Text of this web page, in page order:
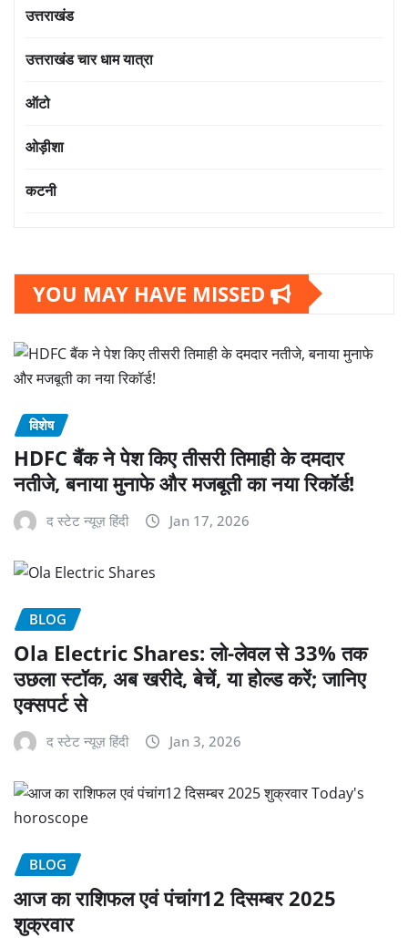
उत्तराखंड
उत्तराखंड चार धाम यात्रा
ऑटो
ओड़ीशा
कटनी
YOU MAY HAVE MISSED
विशेष
HDFC बैंक ने पेश किए तीसरी तिमाही के दमदार
नतीजे, बनाया मुनाफे और मजबूती का नया रिकॉर्ड!
द स्टेट न्यूज़ हिंदी Jan 17, 2026
BLOG
Ola Electric Shares: लो-लेवल से 33% तक
उछला स्टॉक, अब खरीदे, बेचें, या होल्ड करें; जानिए
एक्सपर्ट से
द स्टेट न्यूज़ हिंदी Jan 3, 2026
BLOG
आज का राशिफल एवं पंचांग12 दिसम्बर 2025
शुक्रवार